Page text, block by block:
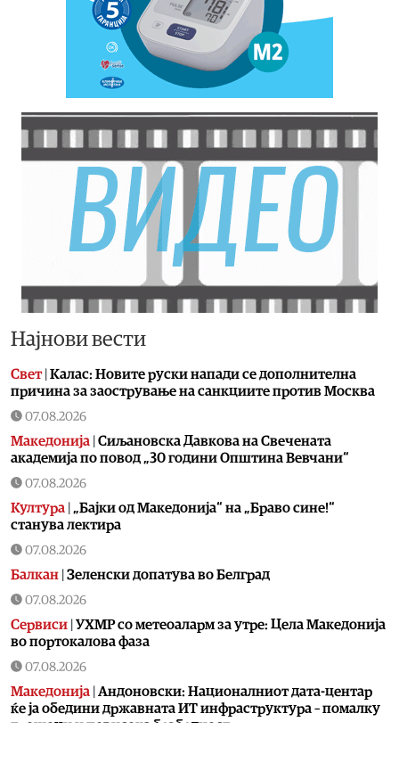
Најнови вести
Свет| Калас: Новите руски напади се дополнителна
причина за заострување на санкциите против Москва
07.08.2026
Македонија Сиљановска Давкова на Свечената
академија по повод „30 години Општина Вевчани“
07.08.2026
Култура „Бајки од Македонија“ на „Браво сине!“
станува лектира
07.08.2026
Балкан Зеленски допатува во Белград
07.08.2026
Сервиси УХМР со метеоаларм за утре: Цела Македонија
во портокалова фаза
07.08.2026
Македонија Андоновски: Националниот дата-центар
ќе ја обедини државната ИТ инфраструктура – помалку
трошоци и повисока безбедност